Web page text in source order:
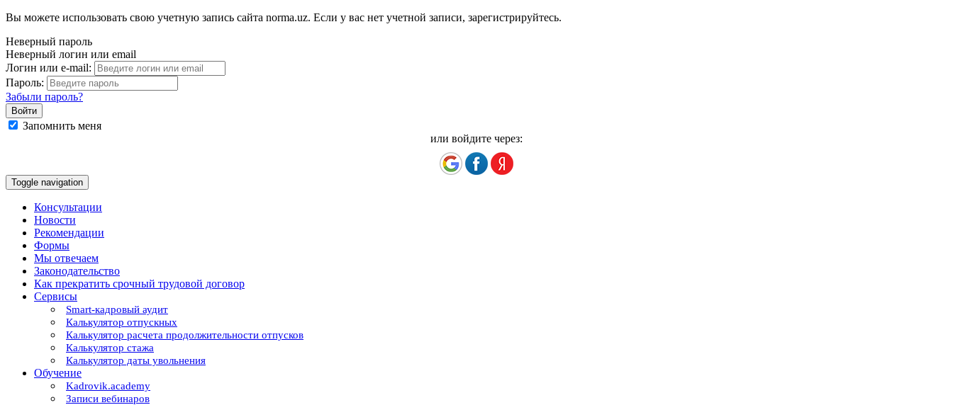
Вы можете использовать свою учетную запись сайта norma.uz. Если у вас нет учетной записи, зарегистрируйтесь.
Неверный пароль
Неверный логин или email
Логин или e-mail:
Пароль:
Забыли пароль?
Запомнить меня
или войдите через:
Toggle navigation
Консультации
Новости
Рекомендации
Формы
Мы отвечаем
Законодательство
Как прекратить срочный трудовой договор
Сервисы
Smart-кадровый аудит
Калькулятор отпускных
Калькулятор расчета продолжительности отпусков
Калькулятор стажа
Калькулятор даты увольнения
Обучение
Kadrovik.academy
Записи вебинаров